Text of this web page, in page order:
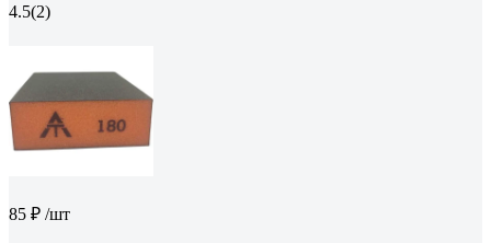
4.5(2)
85 ₽ /шт